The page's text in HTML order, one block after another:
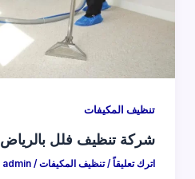
تنظيف المكيفات
شركة تنظيف فلل بالرياض
اترك تعليقاً /تنظيف المكيفات/
admin